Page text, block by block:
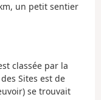
un petit sentier
classée par la
Sites est de
se trouvait